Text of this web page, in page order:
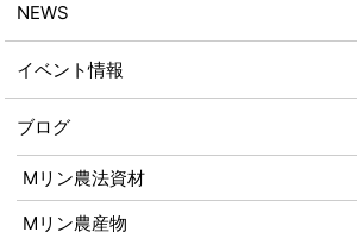
NEWS
イベント情報
ブログ
Mリン農法資材
Mリン農産物